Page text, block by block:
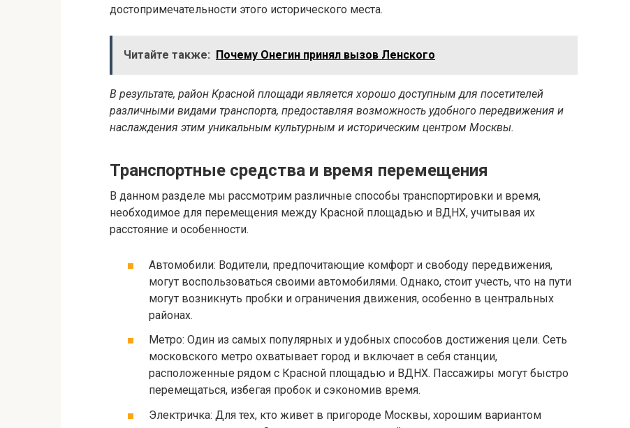
достопримечательности этого исторического места.
Читайте также: Почему Онегин принял вызов Ленского
В результате, район Красной площади является хорошо доступным для посетителей
различными видами транспорта, предоставляя возможность удобного передвижения и
наслаждения этим уникальным культурным и историческим центром Москвы.
Транспортные средства и время перемещения
В данном разделе мы рассмотрим различные способы транспортировки и время,
необходимое для перемещения между Красной площадью и ВДНХ, учитывая их
расстояние и особенности.
Автомобили: Водители, предпочитающие комфорт и свободу передвижения,
могут воспользоваться своими автомобилями. Однако, стоит учесть, что на пути
могут возникнуть пробки и ограничения движения, особенно в центральных
районах.
Метро: Один из самых популярных и удобных способов достижения цели. Сеть
московского метро охватывает город и включает в себя станции,
расположенные рядом с Красной площадью и ВДНХ. Пассажиры могут быстро
перемещаться, избегая пробок и сэкономив время.
Электричка: Для тех, кто живет в пригороде Москвы, хорошим вариантом